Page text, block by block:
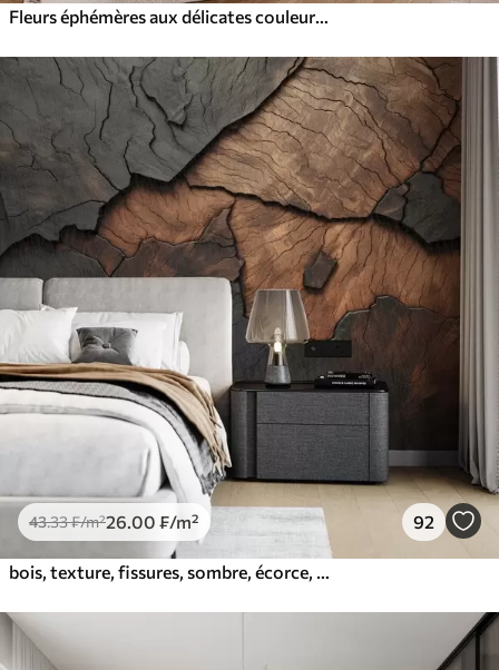
43.33₣/m²26 .00 ₣/m² 92